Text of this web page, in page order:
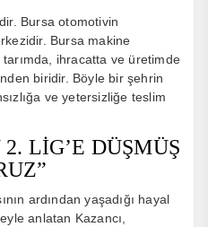
Bursa otomotivin
Bursa makine
ihracatta ve üretimde
biridir. Böyle bir şehrin
ve yetersizliğe teslim
LİG’E DÜŞMÜŞ
ardından yaşadığı hayal
anlatan Kazancı,